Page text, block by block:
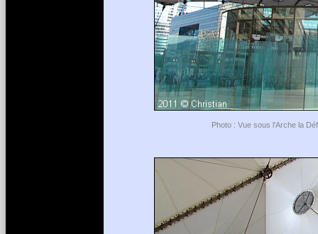
Photo : Vue sous l'Arche la